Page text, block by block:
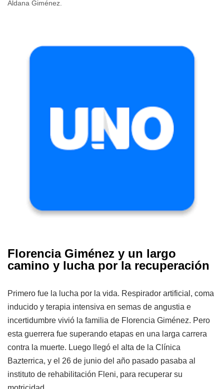
Aldana Giménez.
Florencia Giménez y un largo
camino y lucha por la recuperación
Primero fue la lucha por la vida. Respirador artificial, coma
inducido y terapia intensiva en semas de angustia e
incertidumbre vivió la familia de Florencia Giménez. Pero
esta guerrera fue superando etapas en una larga carrera
contra la muerte. Luego llegó el alta de la Clínica
Bazterrica, y el 26 de junio del año pasado pasaba al
instituto de rehabilitación Fleni, para recuperar su